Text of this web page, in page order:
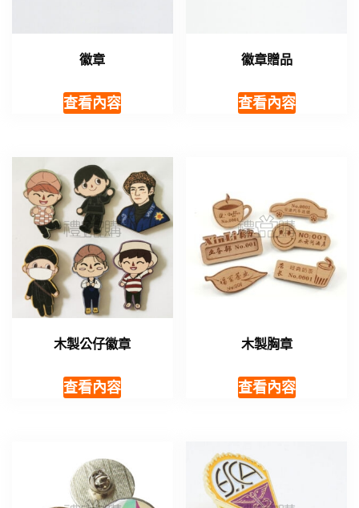
徽章
查看內容
徽章贈品
查看內容
木製公仔徽章
查看內容
木製胸章
查看內容